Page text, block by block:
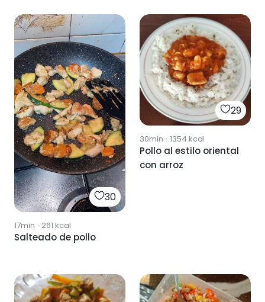
30
17min · 261 kcal
Salteado de pollo
29
30min · 1354 kcal
Pollo al estilo oriental
con arroz